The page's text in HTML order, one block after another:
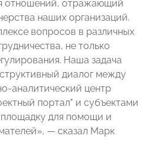
отношений, отражающий
наших организаций.
вопросов в различных
не только
Наша задача
диалог между
аналитический центр
портал" и субъектами
для помощи и
— сказал Марк